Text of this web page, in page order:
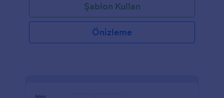
Şablon Kullan
Önizleme